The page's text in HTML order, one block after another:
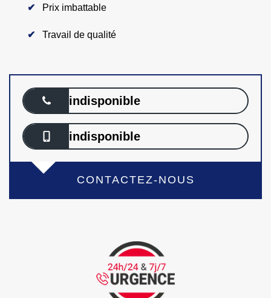
Prix imbattable
Travail de qualité
indisponible
indisponible
CONTACTEZ-NOUS